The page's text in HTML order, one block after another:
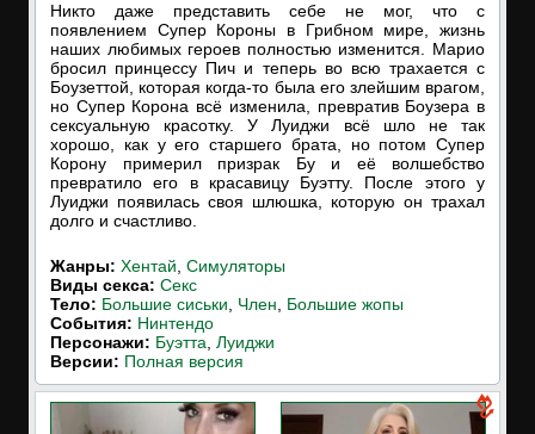
Никто даже представить себе не мог, что с
появлением Супер Короны в Грибном мире, жизнь
наших любимых героев полностью изменится. Марио
бросил принцессу Пич и теперь во всю трахается с
Боузеттой, которая когда-то была его злейшим врагом,
но Супер Корона всё изменила, превратив Боузера в
сексуальную красотку. У Луиджи всё шло не так
хорошо, как у его старшего брата, но потом Супер
Корону примерил призрак Бу и её волшебство
превратило его в красавицу Буэтту. После этого у
Луиджи появилась своя шлюшка, которую он трахал
долго и счастливо.
Жанры: Хентай Симуляторы
Виды секса: Секс
Тело: Большие сиськи Член
Большие жопы
События: Нинтендо
Персонажи: Буэтта Луиджи
Версии: Полная версия